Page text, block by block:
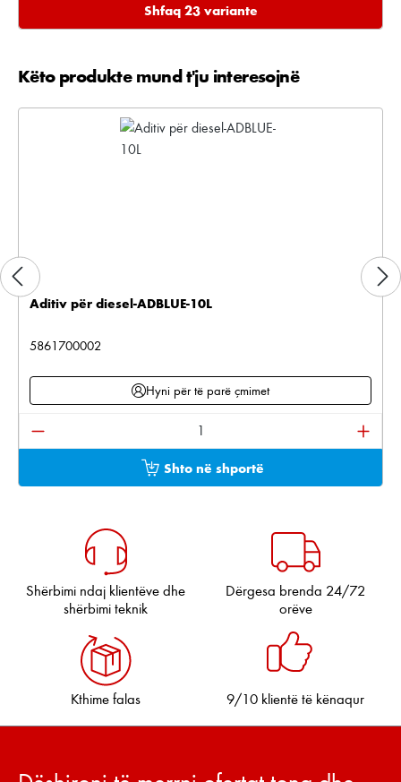
Shfaq 23 variante
Kalo galerinë e produktit
Këto produkte mund t'ju interesojnë
Aditiv për diesel-ADBLUE-10L
5861700002
Hyni për të parë çmimet
Sasia e produktit: Shkruani sasinë e dëshiruar
Shto në shportë
Shërbimi ndaj klientëve dhe
shërbimi teknik
Dërgesa brenda 24/72
orëve
Kthime falas 9/10 klientë të kënaqur